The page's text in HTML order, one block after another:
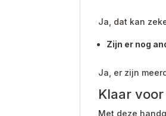
Ja, dat kan
Zijn er nog
Ja, er zijn
Klaar
Met deze